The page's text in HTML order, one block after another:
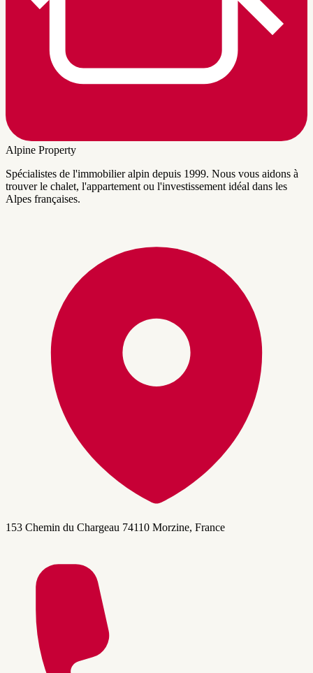
Alpine Property
Spécialistes de l'immobilier alpin depuis 1999. Nous vous aidons à
trouver le chalet, l'appartement ou l'investissement idéal dans les
Alpes françaises.
153 Chemin du Chargeau 74110 Morzine, France